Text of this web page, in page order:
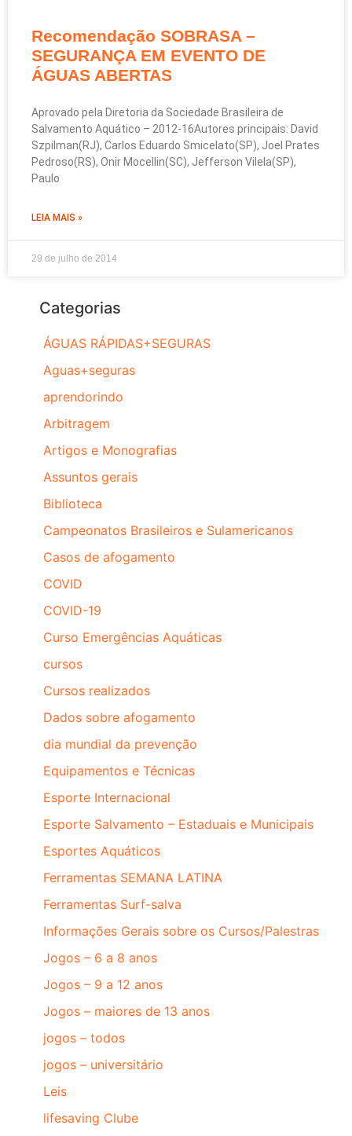
Recomendação SOBRASA –
SEGURANÇA EM EVENTO DE
ÁGUAS ABERTAS
Aprovado pela Diretoria da Sociedade Brasileira de
Salvamento Aquático – 2012-16Autores principais: David
Szpilman(RJ), Carlos Eduardo Smicelato(SP), Joel Prates
Pedroso(RS), Onir Mocellin(SC), Jefferson Vilela(SP),
Paulo
LEIA MAIS »
29 de julho de 2014
Categorias
ÁGUAS RÁPIDAS+SEGURAS
Aguas+seguras
aprendorindo
Arbitragem
Artigos e Monografias
Assuntos gerais
Biblioteca
Campeonatos Brasileiros e Sulamericanos
Casos de afogamento
COVID
COVID-19
Curso Emergências Aquáticas
cursos
Cursos realizados
Dados sobre afogamento
dia mundial da prevenção
Equipamentos e Técnicas
Esporte Internacional
Esporte Salvamento – Estaduais e Municipais
Esportes Aquáticos
Ferramentas SEMANA LATINA
Ferramentas Surf-salva
Informações Gerais sobre os Cursos/Palestras
Jogos – 6 a 8 anos
Jogos – 9 a 12 anos
Jogos – maiores de 13 anos
jogos – todos
jogos – universitário
Leis
lifesaving Clube